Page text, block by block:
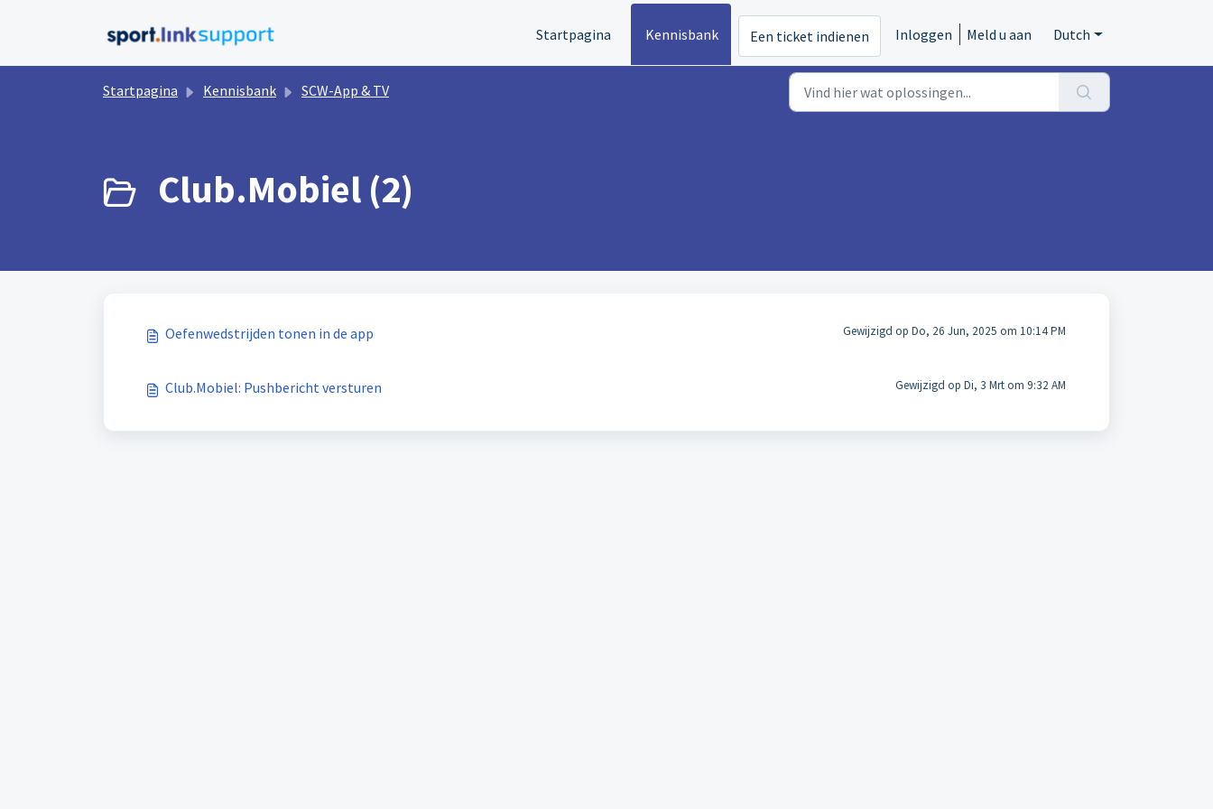
Startpagina
Kennisbank Een ticket indienen Inloggen Meld u aan Dutch
Startpagina Kennisbank SCW-App & TV
Club.Mobiel (2)
Oefenwedstrijden tonen in de app Gewijzigd op Do, 26 Jun, 2025 om 10:14 PM
Club.Mobiel: Pushbericht versturen Gewijzigd op Di, 3 Mrt om 9:32 AM